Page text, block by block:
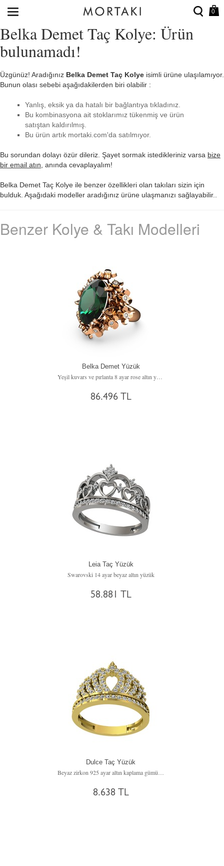
0
Belka Demet Taç Kolye: Ürün
bulunamadı!
Üzgünüz! Aradığınız Belka Demet Taç Kolye isimli ürüne ulaşılamıyor.
Bunun olası sebebi aşağıdakilerden biri olabilir :
Yanlış, eksik ya da hatalı bir bağlantıya tıkladınız.
Bu kombinasyona ait stoklarımız tükenmiş ve ürün
satıştan kaldırılmış.
Bu ürün artık mortaki.com'da satılmıyor.
Bu sorundan dolayı özür dileriz. Şayet sormak istedikleriniz varsa bize
bir email atın , anında cevaplayalım!
Belka Demet Taç Kolye ile benzer özellikleri olan takıları sizin için
bulduk. Aşağıdaki modeller aradığınız ürüne ulaşmanızı sağlayabilir..
Benzer Kolye & Takı Modelleri
Belka Demet Yüzük
Yeşil kuvars ve pırlanta 8 ayar rose altın yüzük (0.18 karat)
86.496 TL
Leia Taç Yüzük
Swarovski 14 ayar beyaz altın yüzük
58.881 TL
Dulce Taç Yüzük
8.638 TL